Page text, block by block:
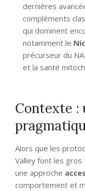
dernières
compléments
qui dominent
notamment le
précurseur du
et la santé
Contexte :
Alors que les
Valley font les
une approche
comportement et